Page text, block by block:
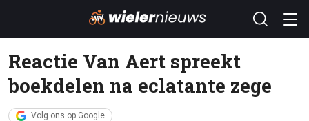
Reactie Van Aert spreekt
boekdelen na eclatante zege
Volg ons op Google